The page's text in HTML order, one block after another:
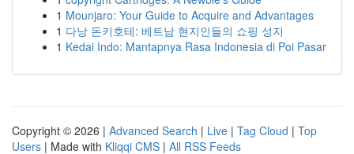
1 Mounjaro: Your Guide to Acquire and Advantages
1 다낭 돈키호테: 베트남 현지인들의 쇼핑 성지
1 Kedai Indo: Mantapnya Rasa Indonesia di Poi Pasar
Copyright © 2026 | Advanced Search | Live | Tag Cloud | Top
Users | Made with Kliqqi CMS | All RSS Feeds